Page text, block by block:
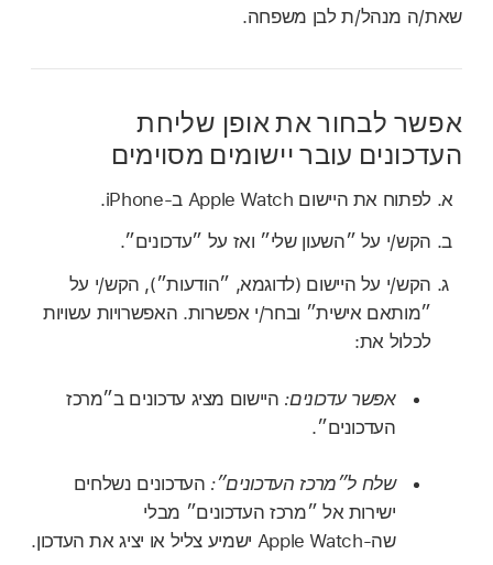
שאת/ה מנהל/ת לבן משפחה.
אפשר לבחור את אופן שליחת
העדכונים עובר יישומים מסוימים
לפתוח את היישום Apple Watch ב‑iPhone.
הקש/י על ״השעון שלי״ ואז על ״עדכונים״.
הקש/י על היישום (לדוגמא, ״הודעות״), הקש/י על
״מותאם אישית״ ובחר/י אפשרות. האפשרויות עשויות
לכלול את:
אפשר עדכונים: היישום מציג עדכונים ב״מרכז
העדכונים״.
שלח ל״מרכז העדכונים״: העדכונים נשלחים
ישירות אל ״מרכז העדכונים״ מבלי
שה‑Apple Watch ישמיע צליל או יציג את העדכון.